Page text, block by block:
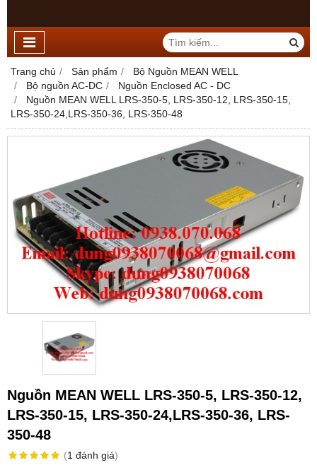
Trang chủ Sản phẩm
Bộ Nguồn MEAN WELL
Bộ nguồn AC-DC
Nguồn Enclosed AC - DC
Nguồn MEAN WELL LRS-350-5, LRS-350-12, LRS-350-15,
LRS-350-24,LRS-350-36, LRS-350-48
Nguồn MEAN WELL LRS-350-5, LRS-350-12,
LRS-350-15, LRS-350-24,LRS-350-36, LRS-
350-48
(1 đánh giá)